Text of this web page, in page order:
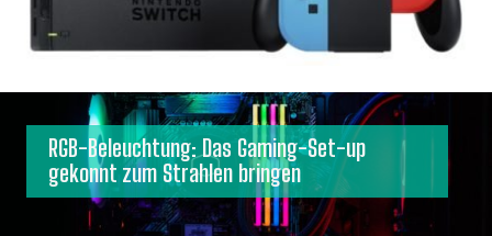
RGB-Beleuchtung: Das Gaming-Set-up
gekonnt zum Strahlen bringen